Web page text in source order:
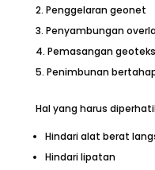
Penggelaran geonet
Penyambungan
Pemasangan
Penimbunan
Hal yang harus
Hindari alat berat
Hindari lipatan